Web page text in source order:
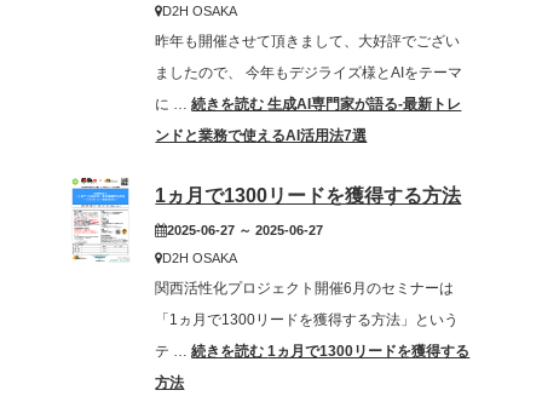
D2H OSAKA
昨年も開催させて頂きまして、大好評でござい
ましたので、 今年もデジライズ様とAIをテーマ
に …続きを読む生成AI専門家が語る-最新トレ
ンドと業務で使えるAI活用法7選
1ヵ月で1300リードを獲得する方法
2025-06-27 ～ 2025-06-27
D2H OSAKA
関西活性化プロジェクト開催6月のセミナーは
「1ヵ月で1300リードを獲得する方法」という
テ …続きを読む1ヵ月で1300リードを獲得する
方法